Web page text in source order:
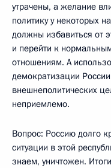
утрачены, а желание
политику у некоторых
должны избавиться от
и перейти к
отношениям. А
демократизации
внешнеполитических
неприемлемо.
Вопрос: Россию долго
ситуации в этой
знаем, уничтожен.